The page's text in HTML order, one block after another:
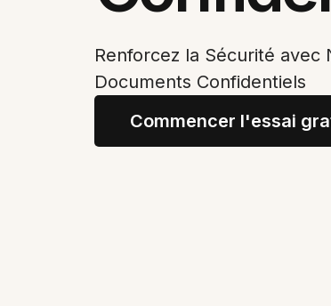
Renforcez la Sécurité
Documents Confidentiels
Commencer l'essai